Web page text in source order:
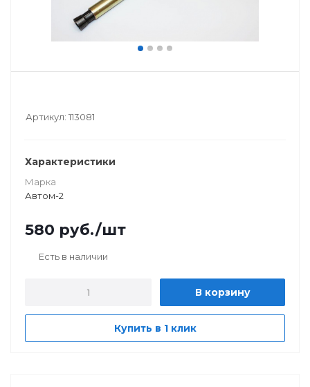
Артикул: 113081
Характеристики
Марка
Автом-2
580 руб./шт
Есть в наличии
В корзину
Купить в 1 клик